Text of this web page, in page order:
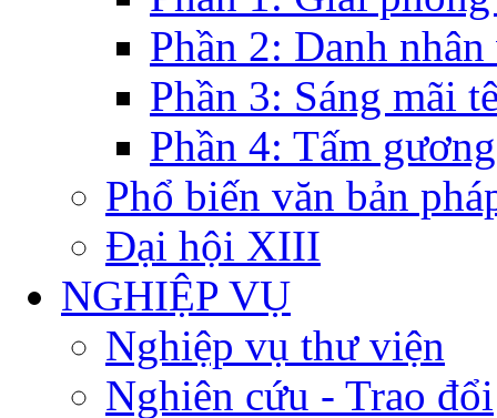
Phần 2: Danh nhân
Phần 3: Sáng mãi
Phần 4: Tấm
Phổ biến văn bản
Đại hội XIII
NGHIỆP VỤ
Nghiệp vụ thư viện
Nghiên cứu - Trao đổi